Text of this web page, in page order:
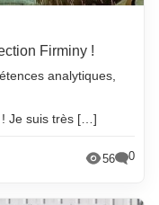
Firminy !
analytiques,
! Je suis très […]
56 0